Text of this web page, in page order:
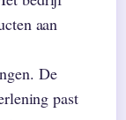
aan
De
past